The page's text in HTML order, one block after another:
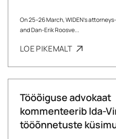
On 25–26 March, WIDEN’s
and Dan-Erik Roosve...
LOE PIKEMALT
Tööõiguse advokaat
kommenteerib Ida-
tööõnnetuste